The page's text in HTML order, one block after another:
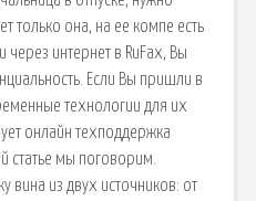
только она, на ее компе есть
интернет в RuFax, Вы
Если Вы пришли в
технологии для их
онлайн техподдержка
статье мы поговорим.
вина из двух источников: от